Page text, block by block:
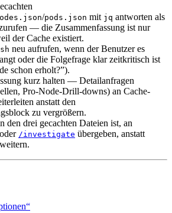
/pods.json mit jq antworten als
— die Zusammenfassung ist nur
der Cache existiert.
neu aufrufen, wenn der Benutzer es
oder die Folgefrage klar zeitkritisch ist
schon erholt?”).
kurz halten — Detailanfragen
Pro-Node-Drill-downs) an Cache-
anstatt den
zu vergrößern.
den drei gecachten Dateien ist, an
oder /investigate übergeben, anstatt